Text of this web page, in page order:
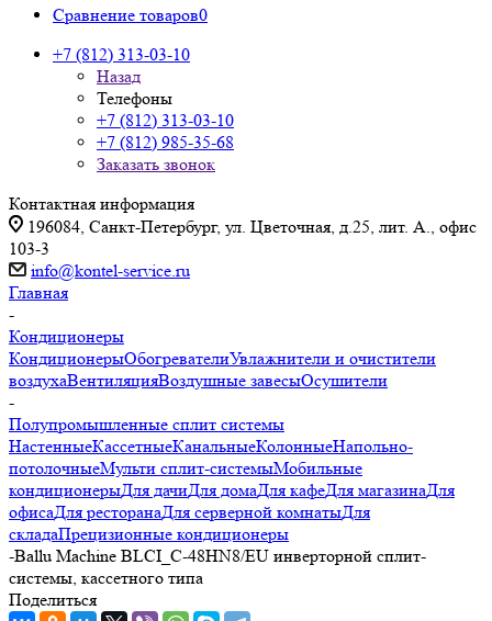
Сравнение товаров0
+7 (812) 313-03-10
Назад
Телефоны
+7 (812) 313-03-10
+7 (812) 985-35-68
Заказать звонок
Контактная информация
196084, Санкт-Петербург, ул. Цветочная, д.25, лит. А., офис
103-3
info@kontel-service.ru
Главная
-
Кондиционеры
КондиционерыОбогревателиУвлажнители и очистители
воздухаВентиляцияВоздушные завесыОсушители
-
Полупромышленные сплит системы
НастенныеКассетныеКанальныеКолонныеНапольно-
потолочныеМульти сплит-системыМобильные
кондиционерыДля дачиДля домаДля кафеДля магазинаДля
офисаДля ресторанаДля серверной комнатыДля
складаПрецизионные кондиционеры
-Ballu Machine BLCI_C-48HN8/EU инверторной сплит-
системы, кассетного типа
Поделиться